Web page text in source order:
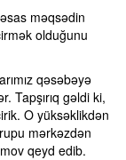
məqsədin
olduğunu
qəsəbəyə
Tapşırıq gəldi ki,
O yüksəklikdən
mərkəzdən
qeyd edib.